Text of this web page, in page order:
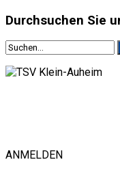
Durchsuchen Sie
ANMELDEN